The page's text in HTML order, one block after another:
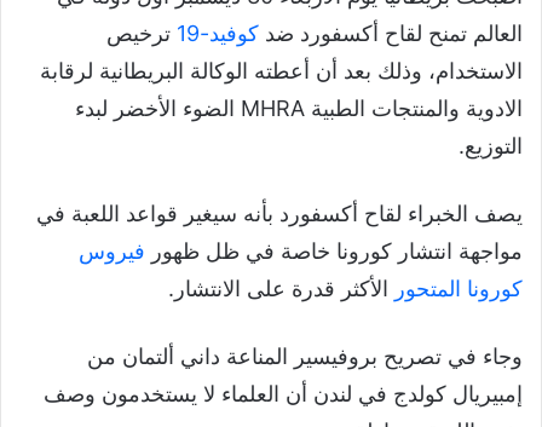
العالم تمنح لقاح أكسفورد ضد كوفيد-19
ترخيص
الاستخدام، وذلك بعد أن أعطته الوكالة البريطانية لرقابة
الادوية والمنتجات الطبية MHRA الضوء الأخضر لبدء
التوزيع.
يصف الخبراء لقاح أكسفورد بأنه سيغير قواعد اللعبة في
مواجهة انتشار كورونا خاصة في ظل ظهور فيروس
كورونا المتحور الأكثر قدرة على الانتشار.
وجاء في تصريح بروفيسير المناعة داني ألتمان من
إمبيريال كولدج في لندن أن العلماء لا يستخدمون وصف